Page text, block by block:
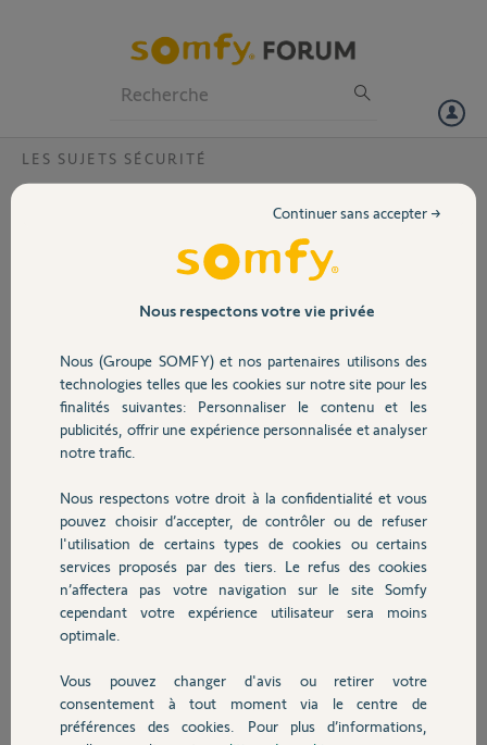
Volet
Sécurité
Domotique
Chauffage
Autres produits
Devis avec un pro
LES SUJETS SÉCURITÉ
pilotage alarme protexiom
Je souhaiterai piloter mon alarme à partir du module GSM, il est
d'avoir un peu plus d'informations.
Bien cordialement,
patrick R.
il y a environ 5 ans
Participer au fil de discussion
Réponses
Bonsoir Patrick
https://boutique.somfy.fr/carte-sim-afone-pour-protexiom-...
Pour les commandes que l'on peut passer par GSM
c'est page 74 de la documentation ci jointe
Nous respectons votre vie privée
Nous (Groupe SOMFY) et nos partenaires utilisons des
technologies telles que les cookies sur notre site pour les
finalités suivantes: Personnaliser le contenu et les
publicités, offrir une expérience personnalisée et analyser
notre trafic.
Nous respectons votre droit à la confidentialité et vous
pouvez choisir d’accepter, de contrôler ou de refuser
l'utilisation de certains types de cookies ou certains
services proposés par des tiers. Le refus des cookies
n’affectera pas votre navigation sur le site Somfy
cependant votre expérience utilisateur sera moins
optimale.
Vous pouvez changer d'avis ou retirer votre
consentement à tout moment via le centre de
préférences des cookies. Pour plus d’informations,
Continuer sans accepter →